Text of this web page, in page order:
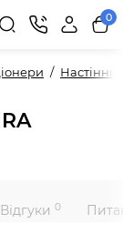
0
Настінні
Відгуки 0